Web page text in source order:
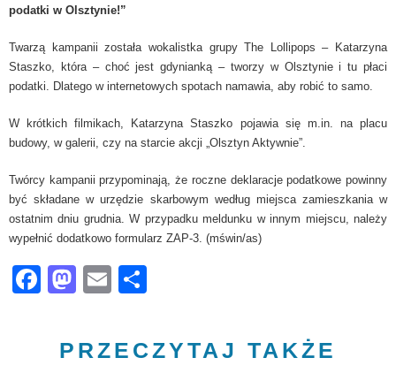
podatki w Olsztynie!”
Twarzą kampanii została wokalistka grupy The Lollipops – Katarzyna
Staszko, która – choć jest gdynianką – tworzy w Olsztynie i tu płaci
podatki. Dlatego w internetowych spotach namawia, aby robić to samo.
W krótkich filmikach, Katarzyna Staszko pojawia się m.in. na placu
budowy, w galerii, czy na starcie akcji „Olsztyn Aktywnie”.
Twórcy kampanii przypominają, że roczne deklaracje podatkowe powinny
być składane w urzędzie skarbowym według miejsca zamieszkania w
ostatnim dniu grudnia. W przypadku meldunku w innym miejscu, należy
wypełnić dodatkowo formularz ZAP-3. (mświn/as)
Facebook
Mastodon
Email
PRZECZYTAJ TAKŻE